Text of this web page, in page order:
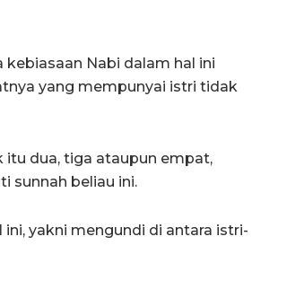
Nabi dalam hal ini
yang mempunyai istri tidak
itu dua, tiga ataupun empat,
sunnah beliau ini.
yakni mengundi di antara istri-